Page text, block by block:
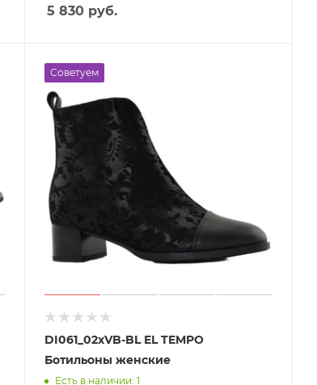
5 830руб.
Советуем
DI061_02xVB-BL EL TEMPO
Ботильоны женские
Есть в наличии: 1